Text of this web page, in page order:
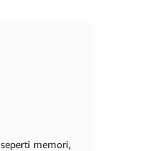
memori,